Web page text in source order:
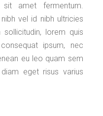
amet fermentum.
vel id nibh ultricies
lorem quis
ipsum, nec
eu leo quam sem
eget risus varius